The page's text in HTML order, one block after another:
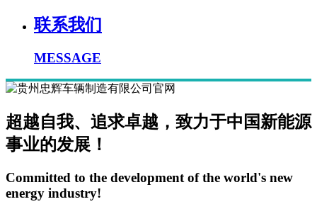
联系我们
MESSAGE
超越自我、追求卓越，致力于中国新能源
事业的发展！
Committed to the development of the world's new
energy industry!